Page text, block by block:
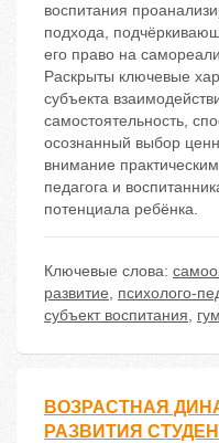
воспитания
подхода,
его право на
Раскрыты ключевые
субъекта
самостоятельность,
осознанный выбор
внимание
педагога и
потенциала ребёнка.
Ключевые слова:
развитие, психолого-
субъект воспитания,
ВОЗРАСТНАЯ
РАЗВИТИЯ